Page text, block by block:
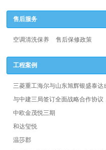
售后服务
空调清洗保养 售后保修政策
工程案例
三菱重工海尔与山东旭辉银盛泰达
与中建三局签订全面战略合作协议
中欧金茂悦三期
和达玺悦
温莎郡